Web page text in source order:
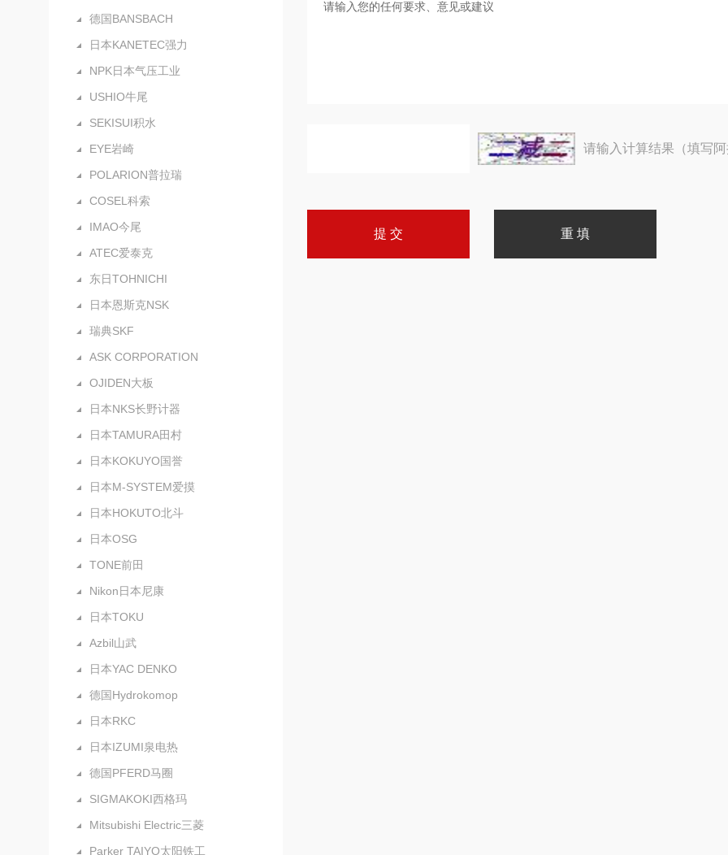
德国BANSBACH
日本KANETEC强力
NPK日本气压工业
USHIO牛尾
SEKISUI积水
EYE岩崎
POLARION普拉瑞
COSEL科索
IMAO今尾
ATEC爱泰克
东日TOHNICHI
日本恩斯克NSK
瑞典SKF
ASK CORPORATION
OJIDEN大板
日本NKS长野计器
日本TAMURA田村
日本KOKUYO国誉
日本M-SYSTEM爱摸
日本HOKUTO北斗
日本OSG
TONE前田
Nikon日本尼康
日本TOKU
Azbil山武
日本YAC DENKO
德国Hydrokomop
日本RKC
日本IZUMI泉电热
德国PFERD马圈
SIGMAKOKI西格玛
Mitsubishi Electric三菱
Parker TAIYO太阳铁工
请输入计算结果（填写